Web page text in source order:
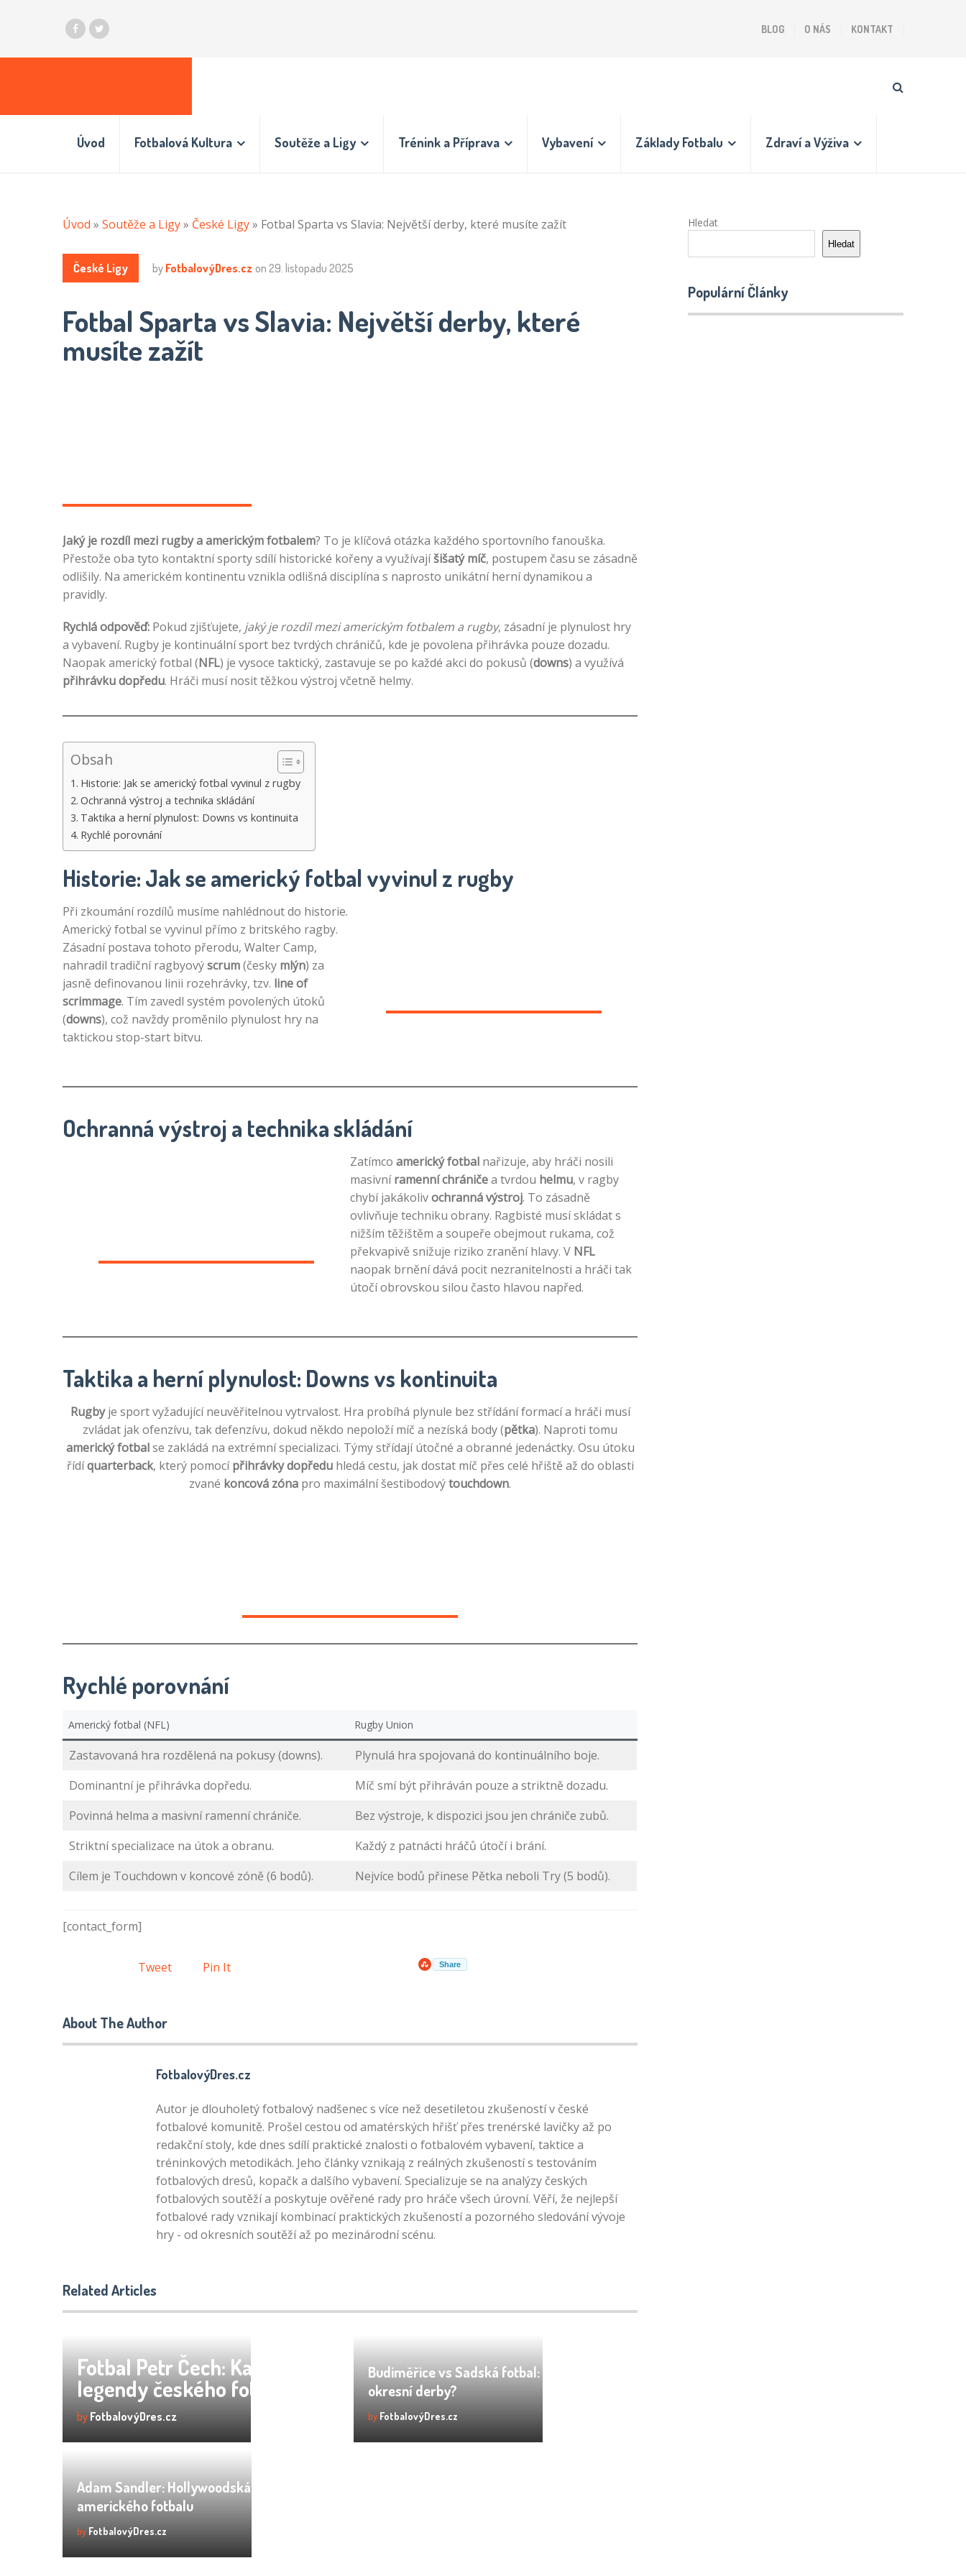
BLOG O NÁS KONTAKT
Úvod Fotbalová Kultura Soutěže a Ligy Trénink a Příprava Vybavení Základy Fotbalu Zdraví a Výživa
Úvod » Soutěže a Ligy» České Ligy» Fotbal Sparta vs Slavia: Největší derby, které musíte zažít
České Ligy by FotbalovýDres.cz on 29. listopadu 2025
Fotbal Sparta vs Slavia: Největší derby, které
musíte zažít
Jaký je rozdíl mezi rugby a americkým fotbalem? To je klíčová otázka každého sportovního fanouška.
Přestože oba tyto kontaktní sporty sdílí historické kořeny a využívajíšišatý míč, postupem času se zásadně
odlišily. Na americkém kontinentu vznikla odlišná disciplína s naprosto unikátní herní dynamikou a
pravidly.
Rychlá odpověď: Pokud zjišťujete, jaký je rozdíl mezi americkým fotbalem a rugby, zásadní je plynulost hry
a vybavení. Rugby je kontinuální sport bez tvrdých chráničů, kde je povolena přihrávka pouze dozadu.
Naopak americký fotbal (NFL) je vysoce taktický, zastavuje se po každé akci do pokusů (downs) a využívá
přihrávku dopředu. Hráči musí nosit těžkou výstroj včetně helmy.
Obsah
Historie: Jak se americký fotbal vyvinul z rugby
Ochranná výstroj a technika skládání
Taktika a herní plynulost: Downs vs kontinuita
Rychlé porovnání
Historie: Jak se americký fotbal vyvinul z rugby
Při zkoumání rozdílů musíme nahlédnout do historie.
Americký fotbal se vyvinul přímo z britského ragby.
Zásadní postava tohoto přerodu, Walter Camp,
nahradil tradiční ragbyovýscrum(česky mlýn) za
jasně definovanou linii rozehrávky, tzv. line of
scrimmage. Tím zavedl systém povolených útoků
(downs), což navždy proměnilo plynulost hry na
taktickou stop-start bitvu.
Ochranná výstroj a technika skládání
Zatímco americký fotbal nařizuje, aby hráči nosili
masivníramenní chráničea tvrdou helmu, v ragby
chybí jakákolivochranná výstroj. To zásadně
ovlivňuje techniku obrany. Ragbisté musí skládat s
nižším těžištěm a soupeře obejmout rukama, což
překvapivě snižuje riziko zranění hlavy. V NFL
naopak brnění dává pocit nezranitelnosti a hráči tak
útočí obrovskou silou často hlavou napřed.
Taktika a herní plynulost: Downs vs kontinuita
Rugbyje sport vyžadující neuvěřitelnou vytrvalost. Hra probíhá plynule bez střídání formací a hráči musí
zvládat jak ofenzívu, tak defenzívu, dokud někdo nepoloží míč a nezíská body (pětka). Naproti tomu
americký fotbalse zakládá na extrémní specializaci. Týmy střídají útočné a obranné jedenáctky. Osu útoku
řídíquarterback, který pomocípřihrávky dopředuhledá cestu, jak dostat míč přes celé hřiště až do oblasti
zvané koncová zóna pro maximální šestibodovýtouchdown.
Rychlé porovnání
Americký fotbal (NFL) Rugby Union
Zastavovaná hra rozdělená na pokusy (downs).
Plynulá hra spojovaná do kontinuálního boje.
Dominantní je přihrávka dopředu.
Míč smí být přihráván pouze a striktně dozadu.
Povinná helma a masivní ramenní chrániče.
Bez výstroje, k dispozici jsou jen chrániče zubů.
Striktní specializace na útok a obranu.
Každý z patnácti hráčů útočí i brání.
Cílem je Touchdown v koncové zóně (6 bodů).
Nejvíce bodů přinese Pětka neboli Try (5 bodů).
[contact_form]
Tweet Pin It Share
About The Author
FotbalovýDres.cz
Autor je dlouholetý fotbalový nadšenec s více než desetiletou zkušeností v české
fotbalové komunitě. Prošel cestou od amatérských hřišť přes trenérské lavičky až po
redakční stoly, kde dnes sdílí praktické znalosti o fotbalovém vybavení, taktice a
tréninkových metodikách. Jeho články vznikają z reálných zkušeností s testováním
fotbalových dresů, kopačk a dalšího vybavení. Specializuje se na analýzy českých
fotbalových soutěží a poskytuje ověřené rady pro hráče všech úrovní. Věří, že nejlepší
fotbalové rady vznikají kombinací praktických zkušeností a pozorného sledování vývoje
hry - od okresních soutěží až po mezinárodní scénu.
Related Articles
Fotbal Petr Čech: Kariéra
legendy českého fotbalu
by FotbalovýDres.cz
Budiměřice vs Sadská fotbal: Kdo ovládne
okresní derby?
by FotbalovýDres.cz
Adam Sandler: Hollywoodská hvězda
amerického fotbalu
by FotbalovýDres.cz
Hledat
Hledat
Populární Články